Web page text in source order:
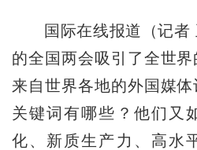
国际在线报道（记者
的全国两会吸引了全世
来自世界各地的外国媒
关键词有哪些？他们又
化、新质生产力、高水